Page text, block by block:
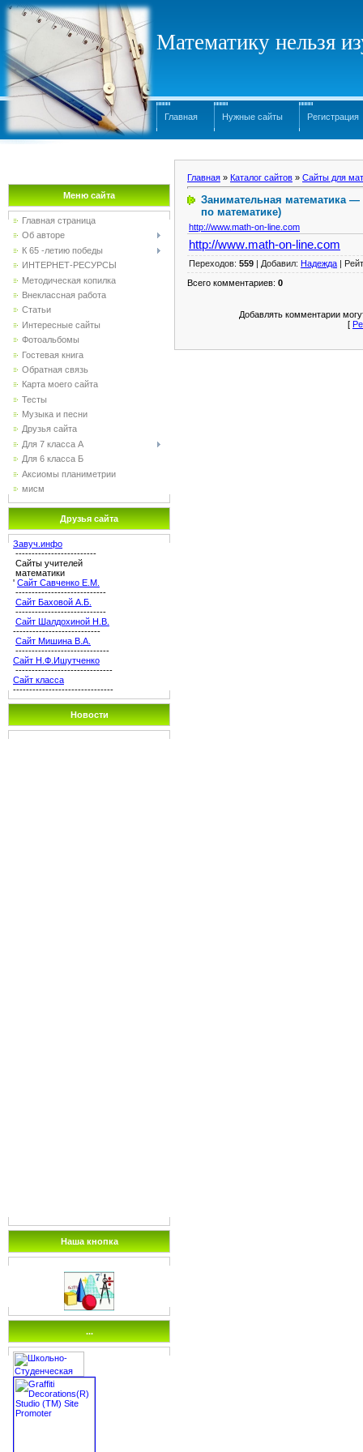
Математику нельзя
Главная Нужные сайты Регистрация
Меню сайта
Главная страница
Об авторе
К 65 -летию победы
ИНТЕРНЕТ-РЕСУРСЫ
Методическая копилка
Внеклассная работа
Статьи
Интересные сайты
Фотоальбомы
Гостевая книга
Обратная связь
Карта моего сайта
Тесты
Музыка и песни
Друзья сайта
Для 7 класса А
Для 6 класса Б
Аксиомы планиметрии
мисм
Друзья сайта
Завуч.инфо
-------------------------
Сайты учителей
математики
' Сайт Савченко Е.М.
----------------------------
Сайт Баховой А.Б.
----------------------------
Сайт Шалдохиной Н.В.
---------------------------
Сайт Мишина В.А.
-----------------------------
Сайт Н.Ф.Ишутченко
------------------------------
Сайт класса
-------------------------------
Новости
Наша кнопка
...
Главная » Каталог сайтов » Сайты для
Занимательная математика
по математике)
http://www.math-on-line.com
http://www.math-on- line.com
Переходов: 559 | Добавил: Надежда |
Всего комментариев: 0
Добавлять комментарии
[